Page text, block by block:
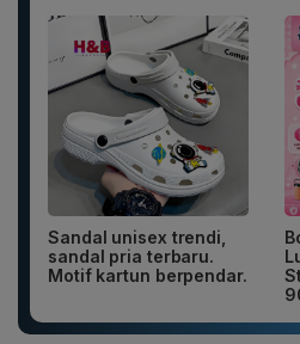
Sandal unisex trendi,
sandal pria terbaru.
Motif kartun berpendar.